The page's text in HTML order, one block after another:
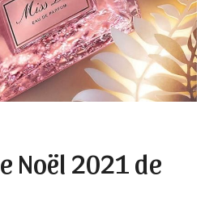
Noël 2021 de